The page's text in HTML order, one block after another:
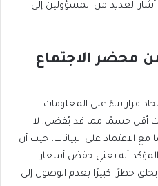
العديد من المسؤولين إلى
محضر الاجتماع
قرار بناءً على المعلومات
أقل حسمًا مما قد يُفضل. لا
مع الاعتماد على البيانات، حيث أن
المؤكد أنه يعني خفض أسعار
خطرًا كبيرًا بعدم الوصول إلى